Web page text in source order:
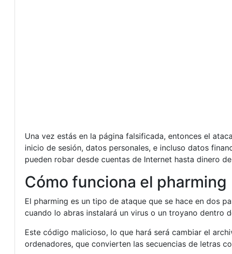
Una vez estás en la página falsificada, entonces el
inicio de sesión, datos personales, e incluso datos
pueden robar desde cuentas de Internet hasta dinero
Cómo funciona el pharming
El pharming es un tipo de ataque que se hace en dos
cuando lo abras instalará un virus o un troyano dentro
Este código malicioso, lo que hará será cambiar el
ordenadores, que convierten las secuencias de letras